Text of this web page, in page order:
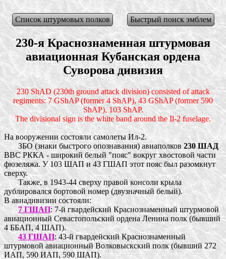
Список штурмовых полков Быстрый поиск эмблем
230-я Краснознаменная штурмовая
авиационная Кубанская ордена
Суворова дивизия
230 ShAD (230th ground attack division) consisted of attack
regiments: 7 GShAP (former 4 ShAP), 43 GShAP (former 590
ShAP), 103 ShAP.
The divisional sign is the white band around the Il-2 fuselage.
На вооружении состояли самолеты Ил-2.
ЗБО (знаки быстрого опознавания) авиаполков 230 ШАД
ВВС РККА - широкий белый "пояс" вокруг хвостовой части
фюзеляжа. У 103 ШАП и 43 ГШАП этот пояс был разомкнут
сверху.
Также, в 1943-44 сверху правой консоли крыла
дублировался бортовой номер (двузначный белый).
В авиадивизии состояли:
7 ГШАП: 7-й гвардейский Краснознаменный штурмовой
авиационный Севастопольский ордена Ленина полк (бывший
4 ББАП, 4 ШАП).
43 ГШАП: 43-й гвардейский Краснознаменный
штурмовой авиационный Волковыскский полк (бывший 272
ИАП, 590 ИАП, 590 ШАП).